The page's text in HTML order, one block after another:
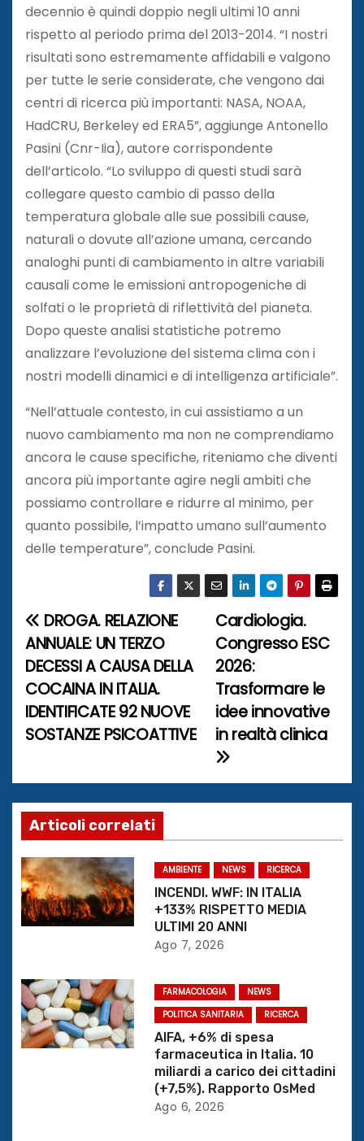
decennio è quindi doppio negli ultimi 10 anni
rispetto al periodo prima del 2013-2014. “I nostri
risultati sono estremamente affidabili e valgono
per tutte le serie considerate, che vengono dai
centri di ricerca più importanti: NASA, NOAA,
HadCRU, Berkeley ed ERA5”, aggiunge Antonello
Pasini (Cnr-Iia), autore corrispondente
dell’articolo. “Lo sviluppo di questi studi sarà
collegare questo cambio di passo della
temperatura globale alle sue possibili cause,
naturali o dovute all’azione umana, cercando
analoghi punti di cambiamento in altre variabili
causali come le emissioni antropogeniche di
solfati o le proprietà di riflettività del pianeta.
Dopo queste analisi statistiche potremo
analizzare l’evoluzione del sistema clima con i
nostri modelli dinamici e di intelligenza artificiale”.
“Nell’attuale contesto, in cui assistiamo a un
nuovo cambiamento ma non ne comprendiamo
ancora le cause specifiche, riteniamo che diventi
ancora più importante agire negli ambiti che
possiamo controllare e ridurre al minimo, per
quanto possibile, l’impatto umano sull’aumento
delle temperature”, conclude Pasini.
N
a
v
i
a
z
i
o
n
a
r
Cardiologia.
Congresso ESC
2026:
Trasformare le
idee innovative
in realtà clinica
DROGA. RELAZIONE
ANNUALE: UN TERZO
DECESSI A CAUSA DELLA
COCAINA IN ITALIA.
IDENTIFICATE 92 NUOVE
SOSTANZE PSICOATTIVE
Articoli correlati
AMBIENTE NEWS RICERCA
INCENDI. WWF: IN ITALIA
+133% RISPETTO MEDIA
ULTIMI 20 ANNI
Ago 7, 2026
FARMACOLOGIA
NEWS
POLITICA SANITARIA
RICERCA
AIFA, +6% di spesa
farmaceutica in Italia. 10
miliardi a carico dei cittadini
(+7,5%). Rapporto OsMed
Ago 6, 2026